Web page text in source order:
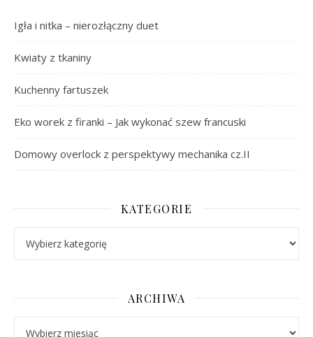
Igła i nitka – nierozłączny duet
Kwiaty z tkaniny
Kuchenny fartuszek
Eko worek z firanki – Jak wykonać szew francuski
Domowy overlock z perspektywy mechanika cz.II
KATEGORIE
ARCHIWA